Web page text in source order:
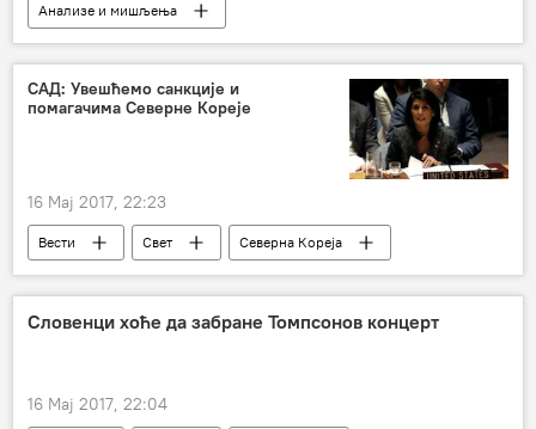
Анализе и мишљења
Коментари и Аналитика
Један појас - један пут
САД: Увешћемо санкције и
помагачима Северне Кореје
16 Мај 2017, 22:23
Вести Свет
Северна Кореја
Ники Хејли
Савет безбедности УН
санкције
нуклеарне пробе
Словенци хоће да забране Томпсонов концерт
16 Мај 2017, 22:04